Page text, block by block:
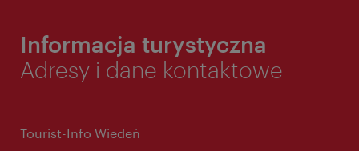
Informacja turystyczna
Adresy i dane kontaktowe
Tourist-Info Wiedeń